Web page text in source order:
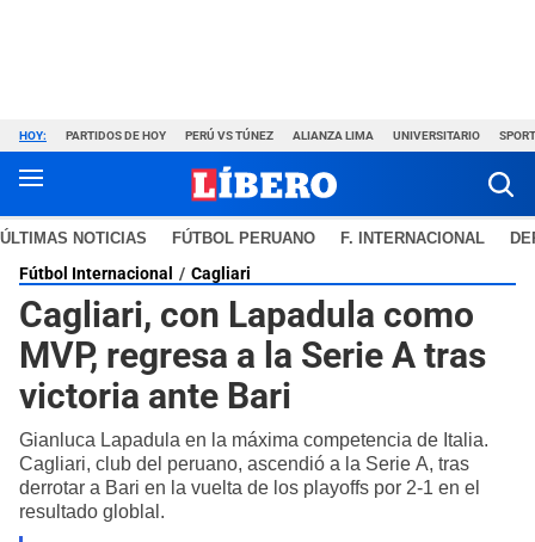
HOY: PARTIDOS DE HOY PERÚ VS TÚNEZ ALIANZA LIMA UNIVERSITARIO
ÚLTIMAS NOTICIAS FÚTBOL PERUANO F. INTERNACIONAL
Fútbol Internacional Cagliari
Cagliari, con Lapadula como
MVP, regresa a la Serie A tras
victoria ante Bari
Gianluca Lapadula en la máxima competencia de Italia.
Cagliari, club del peruano, ascendió a la Serie A, tras
derrotar a Bari en la vuelta de los playoffs por 2-1 en el
resultado globlal.